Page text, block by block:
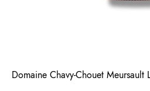
Domaine Chavy-Chouet Meursault